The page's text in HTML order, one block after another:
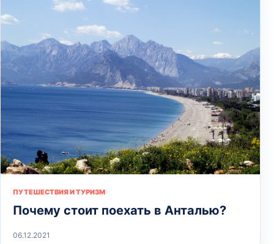
ПУТЕШЕСТВИЯ И ТУРИЗМ
Почему стоит поехать в Анталью?
06.12.2021